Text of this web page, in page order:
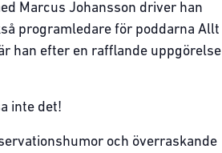
Marcus Johansson driver han
programledare för poddarna Allt
han efter en rafflande uppgörelse
inte det!
och överraskande